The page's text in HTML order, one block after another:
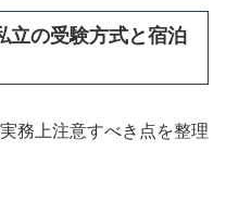
立の受験方式と宿泊
務上注意すべき点を整理